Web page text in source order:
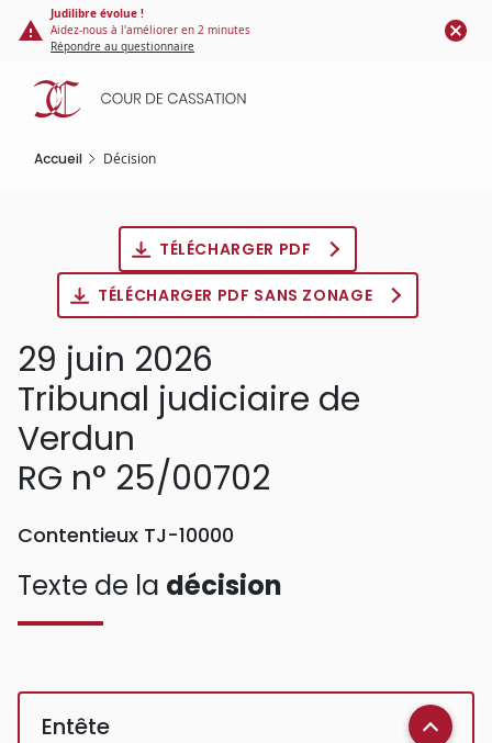
Panneau de gestion des cookies
contenu
principal
Judilibre évolue !
Aidez-nous à l'améliorer en 2 minutes
Répondre au questionnaire
Accueil Décision
TÉLÉCHARGER PDF
TÉLÉCHARGER PDF SANS ZONAGE
29 juin 2026
Tribunal judiciaire de
Verdun
RG n° 25/00702
Contentieux TJ-10000
Texte de la décision
Entête